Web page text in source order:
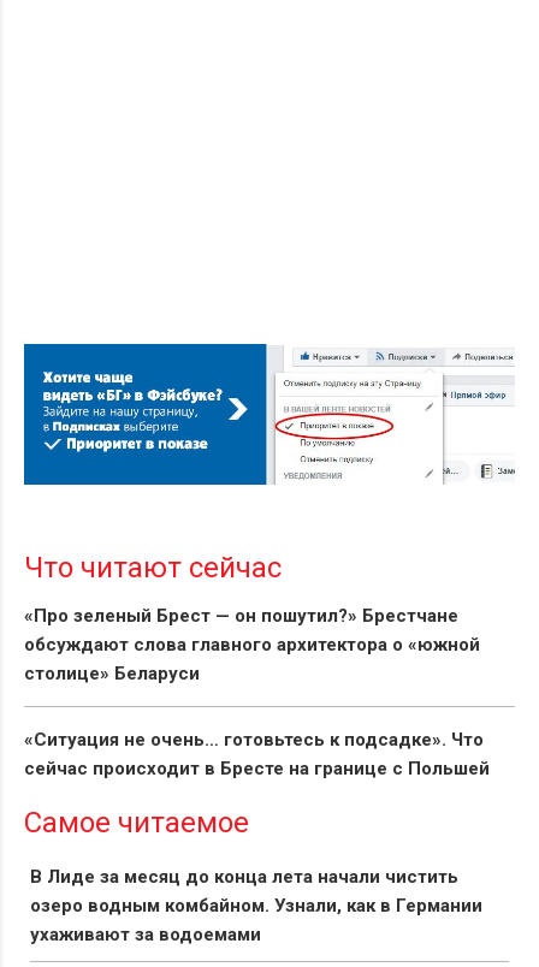
Что читают сейчас
«Про зеленый Брест — он пошутил?» Брестчане
обсуждают слова главного архитектора о «южной
столице» Беларуси
«Ситуация не очень… готовьтесь к подсадке». Что
сейчас происходит в Бресте на границе с Польшей
Самое читаемое
В Лиде за месяц до конца лета начали чистить
озеро водным комбайном. Узнали, как в Германии
ухаживают за водоемами